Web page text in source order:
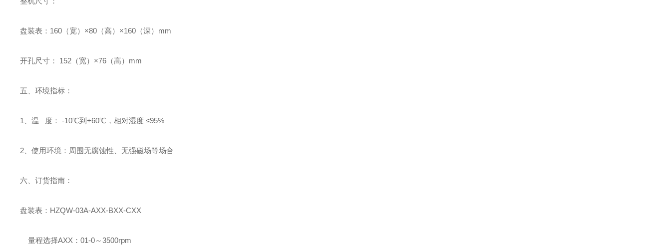
盘装表： 160 （宽）×80 （高）×160 （深） mm
开孔尺寸： 152 （宽）×76 （高） mm
五、环境指标：
1 、温 度： -10℃到+60℃，相对湿度 ≤95%
2 、使用环境：周围无腐蚀性、无强磁场等场合
六、订货指南：
盘装表： HZQW-03A-AXX-BXX-CXX
量程选择AXX ：01-0～3500rpm